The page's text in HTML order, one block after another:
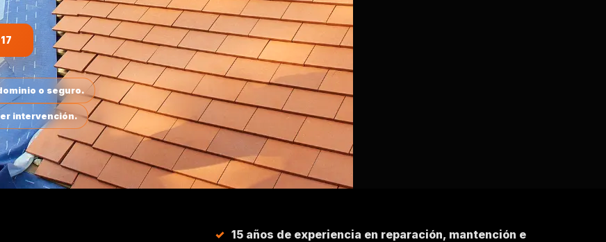
o seguro.
intervención.
15 años de experiencia en reparación, mantención e